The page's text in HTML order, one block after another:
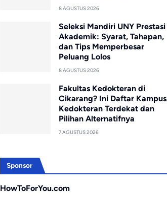
8 AGUSTUS 2026
Seleksi Mandiri UNY Prestasi
Akademik: Syarat, Tahapan,
dan Tips Memperbesar
Peluang Lolos
8 AGUSTUS 2026
Fakultas Kedokteran di
Cikarang? Ini Daftar Kampus
Kedokteran Terdekat dan
Pilihan Alternatifnya
7 AGUSTUS 2026
Sponsor
HowToForYou.com